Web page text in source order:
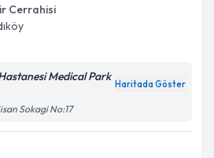
Cerrahisi
Medical Park
Haritada Göster
Sokagi No:17